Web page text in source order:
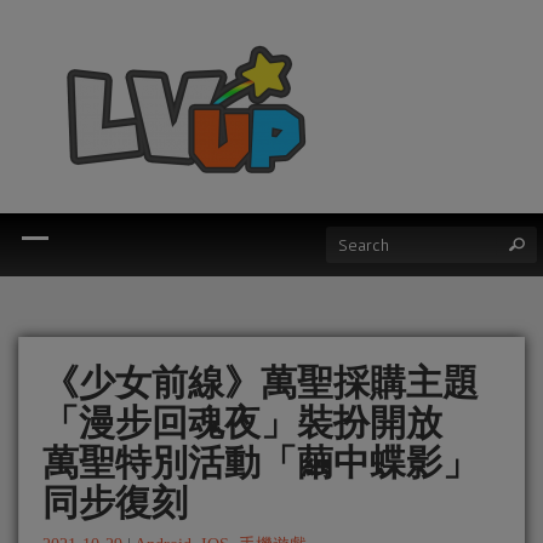
《少女前線》萬聖採購主題
「漫步回魂夜」裝扮開放
萬聖特別活動「繭中蝶影」
同步復刻